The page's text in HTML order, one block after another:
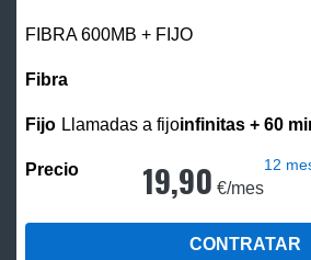
FIBRA 600MB + FIJO
Llamadas a fijoinfinitas + 60
19,90 €/mes
12
CONTRATAR